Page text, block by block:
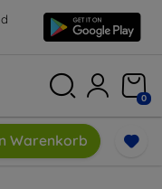
0
Warenkorb